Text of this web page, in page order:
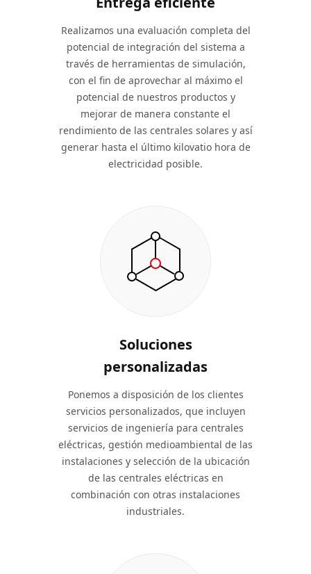
Realizamos una evaluación completa del
potencial de integración del sistema a
través de herramientas de simulación,
con el fin de aprovechar al máximo el
potencial de nuestros productos y
mejorar de manera constante el
rendimiento de las centrales solares y así
generar hasta el último kilovatio hora de
electricidad posible.
Soluciones
personalizadas
Ponemos a disposición de los clientes
servicios personalizados, que incluyen
servicios de ingeniería para centrales
eléctricas, gestión medioambiental de las
instalaciones y selección de la ubicación
de las centrales eléctricas en
combinación con otras instalaciones
industriales.